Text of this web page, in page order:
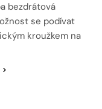
bezdrátová
se podívat
kroužkem na